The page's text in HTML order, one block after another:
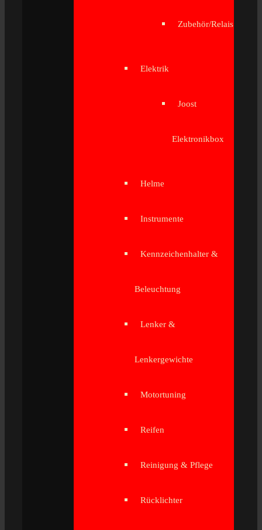
Zubehör/Relais
Elektrik
Joost
Elektronikbox
Helme
Instrumente
Kennzeichenhalter &
Beleuchtung
Lenker &
Lenkergewichte
Motortuning
Reifen
Reinigung & Pflege
Rücklichter